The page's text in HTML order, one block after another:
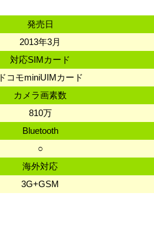
発売日
2013年3月
対応SIMカード
ドコモminiUIMカード
カメラ画素数
810万
Bluetooth
○
海外対応
3G+GSM